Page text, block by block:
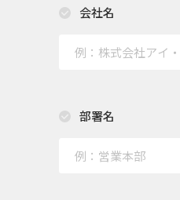
会社名
部署名